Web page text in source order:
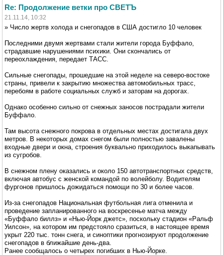
Re: Продолжение ветки про СВЕТЪ
21.11.14, 10:32
» Число жертв холода и снегопадов в США достигло 10 человек
Последними двумя жертвами стали жители города Буффало,
страдавшие нарушениями психики. Они скончались от
переохлаждения, передает ТАСС.
Сильные снегопады, прошедшие на этой неделе на северо-востоке
страны, привели к закрытию множества автомобильных трасс,
перебоям в работе социальных служб и заторам на дорогах.
Однако особенно сильно от снежных заносов пострадали жители
Буффало.
Там высота снежного покрова в отдельных местах достигала двух
метров. В некоторых домах снегом были полностью завалены
входные двери и окна, строения буквально приходилось выкапывать
из сугробов.
В снежном плену оказались и около 150 автотранспортных средств,
включая автобус с женской командой по волейболу. Водителям
фургонов пришлось дожидаться помощи по 30 и более часов.
Из-за снегопадов Национальная футбольная лига отменила и
проведение запланированного на воскресенье матча между
«Буффало биллз» и «Нью-Йорк джетс», поскольку стадион «Ральф
Уилсон», на котором им предстояло сразиться, в настоящее время
укрыт 220 тыс. тонн снега, и синоптики прогнозируют продолжение
снегопадов в ближайшие день-два.
Ранее сообщалось о четырех погибших в Нью-Йорке.